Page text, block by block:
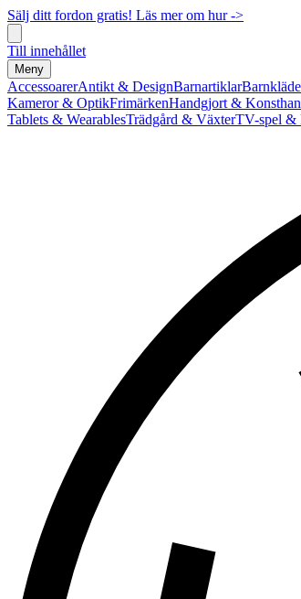
Sälj ditt fordon gratis! Läs mer om hur ->
Till innehållet
Meny
AccessoarerAntikt & DesignBarnartiklar
Kameror & OptikFrimärkenHandgjort &
Tablets & WearablesTrädgård & VäxterTV-spel &